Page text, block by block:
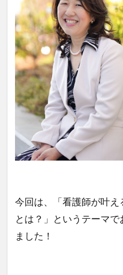
今回は、「看護師が叶
とは？ 」
というテーマで
ました！